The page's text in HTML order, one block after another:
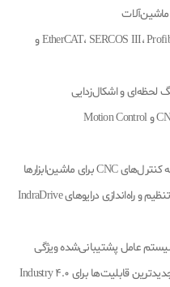
پشتیبانی از اتصالات صنعتی مانند EtherCAT، SERCOS III، Profibus و
لحظه‌ای و اشکال‌زدایی
اتوماسیون خطوط تولید و ماشین‌آلات پیشرفته کنترل‌های CNC برای ماشین‌ابزارها
کنترل دقیق موقعیت‌یابی با Motion Control تنظیم و راه‌اندازی درایوهای IndraDrive
عامل پشتیبانی‌شده ویژگی
خاص IndraWorks 12 Windows 10/11 64-bit جدیدترین قابلیت‌ها برای Industry 4.0